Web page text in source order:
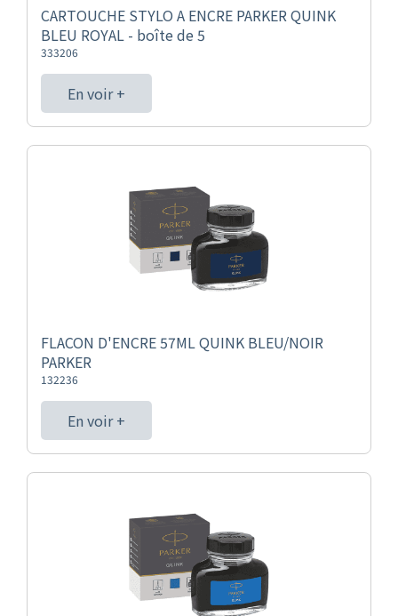
CARTOUCHE STYLO A ENCRE PARKER QUINK
BLEU ROYAL - boîte de 5
333206
En voir +
FLACON D'ENCRE 57ML QUINK BLEU/NOIR
PARKER
132236
En voir +